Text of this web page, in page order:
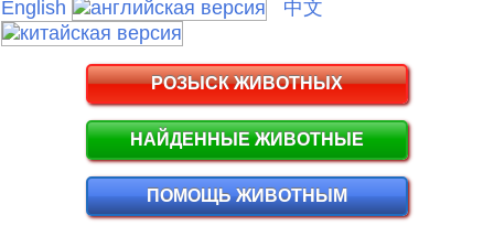
English 中文
РОЗЫСК ЖИВОТНЫХ
НАЙДЕННЫЕ ЖИВОТНЫЕ
ПОМОЩЬ ЖИВОТНЫМ